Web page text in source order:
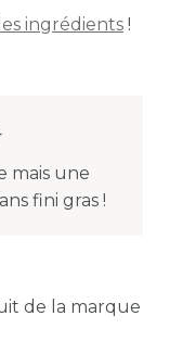
ingrédients !
mais une
fini gras !
de la marque